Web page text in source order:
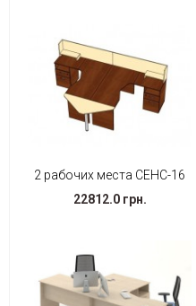
2 рабочих места СЕНС-16
22812.0 грн.